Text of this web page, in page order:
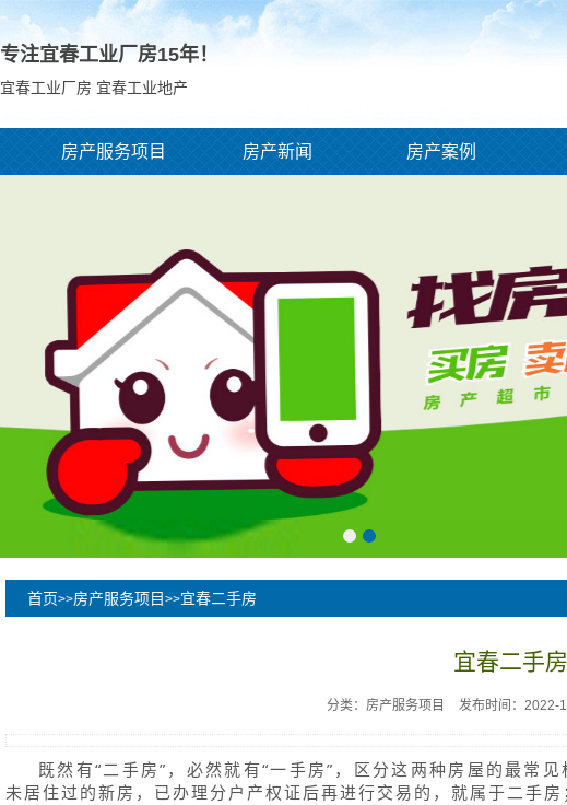
专注宜春工业厂房15年！
宜春工业厂房 宜春工业地产
房产服务项目 房产新闻 房产案例
首页>>房产服务项目 >>宜春二手房
宜春二手房
分类：房产服务项目 发布时间：2022-
既然有“二手房”，必然就有“一手房”，区分这两种房屋的最常
未居住过的新房，已办理分户产权证后再进行交易的，就属于二手